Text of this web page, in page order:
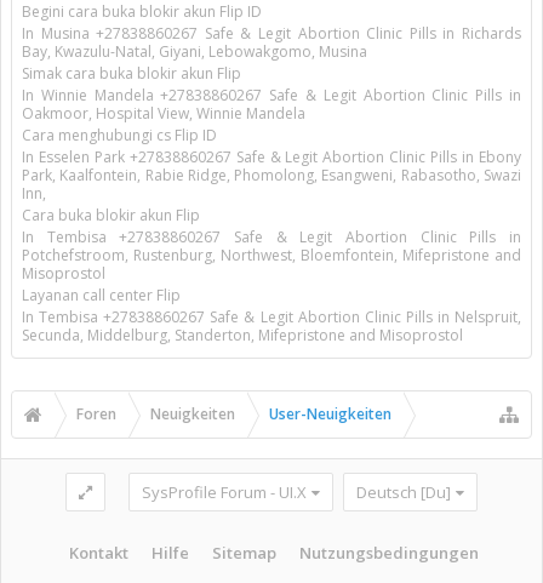
Begini cara buka blokir akun Flip ID
In Musina +27838860267 Safe & Legit Abortion Clinic Pills in Richards
Bay, Kwazulu-Natal, Giyani, Lebowakgomo, Musina
Simak cara buka blokir akun Flip
In Winnie Mandela +27838860267 Safe & Legit Abortion Clinic Pills in
Oakmoor, Hospital View, Winnie Mandela
Cara menghubungi cs Flip ID
In Esselen Park +27838860267 Safe & Legit Abortion Clinic Pills in Ebony
Park, Kaalfontein, Rabie Ridge, Phomolong, Esangweni, Rabasotho, Swazi
Inn,
Cara buka blokir akun Flip
In Tembisa +27838860267 Safe & Legit Abortion Clinic Pills in
Potchefstroom, Rustenburg, Northwest, Bloemfontein, Mifepristone and
Misoprostol
Layanan call center Flip
In Tembisa +27838860267 Safe & Legit Abortion Clinic Pills in Nelspruit,
Secunda, Middelburg, Standerton, Mifepristone and Misoprostol
Foren Neuigkeiten User-Neuigkeiten
SysProfile Forum - UI.X Deutsch [Du]
Kontakt Hilfe Sitemap Nutzungsbedingungen